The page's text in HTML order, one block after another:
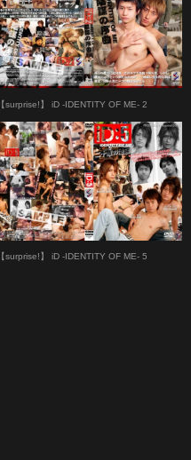
【surprise!】 iD -IDENTITY OF ME- 2
【surprise!】 iD -IDENTITY OF ME- 5